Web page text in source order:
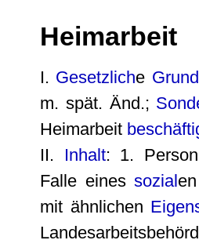
Heimarbeit
I. Gesetzliche
m. spät. Änd.;
Heimarbeit
II. Inhalt: 1.
Falle einessozial
mit ähnlichen